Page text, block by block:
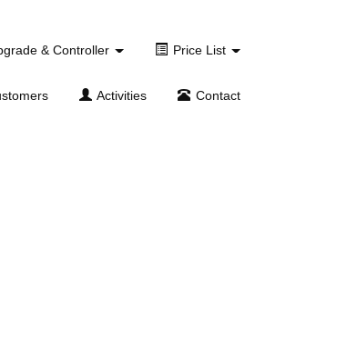
& Controller Price List
Activities Contact